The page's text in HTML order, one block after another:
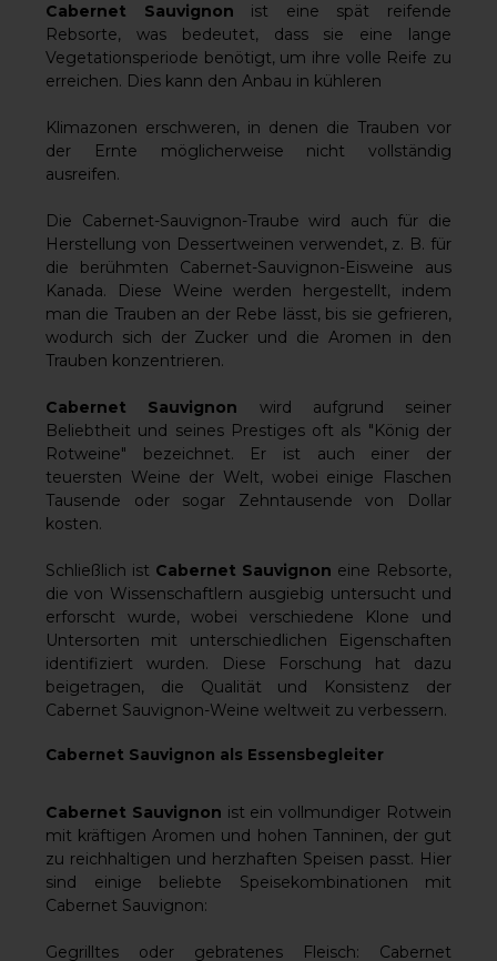
Cabernet Sauvignon ist eine spät reifende
Rebsorte, was bedeutet, dass sie eine lange
Vegetationsperiode benötigt, um ihre volle Reife zu
erreichen. Dies kann den Anbau in kühleren
Klimazonen erschweren, in denen die Trauben vor
der Ernte möglicherweise nicht vollständig
ausreifen.
Die Cabernet-Sauvignon-Traube wird auch für die
Herstellung von Dessertweinen verwendet, z. B. für
die berühmten Cabernet-Sauvignon-Eisweine aus
Kanada. Diese Weine werden hergestellt, indem
man die Trauben an der Rebe lässt, bis sie gefrieren,
wodurch sich der Zucker und die Aromen in den
Trauben konzentrieren.
Cabernet Sauvignon wird aufgrund seiner
Beliebtheit und seines Prestiges oft als "König der
Rotweine" bezeichnet. Er ist auch einer der
teuersten Weine der Welt, wobei einige Flaschen
Tausende oder sogar Zehntausende von Dollar
kosten.
Schließlich ist Cabernet Sauvignon eine Rebsorte,
die von Wissenschaftlern ausgiebig untersucht und
erforscht wurde, wobei verschiedene Klone und
Untersorten mit unterschiedlichen Eigenschaften
identifiziert wurden. Diese Forschung hat dazu
beigetragen, die Qualität und Konsistenz der
Cabernet Sauvignon-Weine weltweit zu verbessern.
Cabernet Sauvignon als Essensbegleiter
Cabernet Sauvignon ist ein vollmundiger Rotwein
mit kräftigen Aromen und hohen Tanninen, der gut
zu reichhaltigen und herzhaften Speisen passt. Hier
sind einige beliebte Speisekombinationen mit
Cabernet Sauvignon:
Gegrilltes oder gebratenes Fleisch: Cabernet